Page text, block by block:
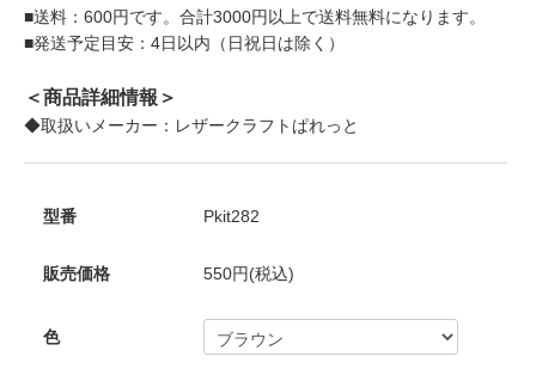
■送料：600円です。合計3000円以上で送料無料になります。
■発送予定目安：4日以内（日祝日は除く）
＜商品詳細情報＞
◆取扱いメーカー：レザークラフトぱれっと
型番 Pkit282
販売価格 550円(税込)
色